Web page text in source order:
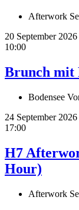
Afterwork
20 September 2026
10:00
Brunch mit
Bodensee
24 September 2026
17:00
H7
Hour)
Afterwork